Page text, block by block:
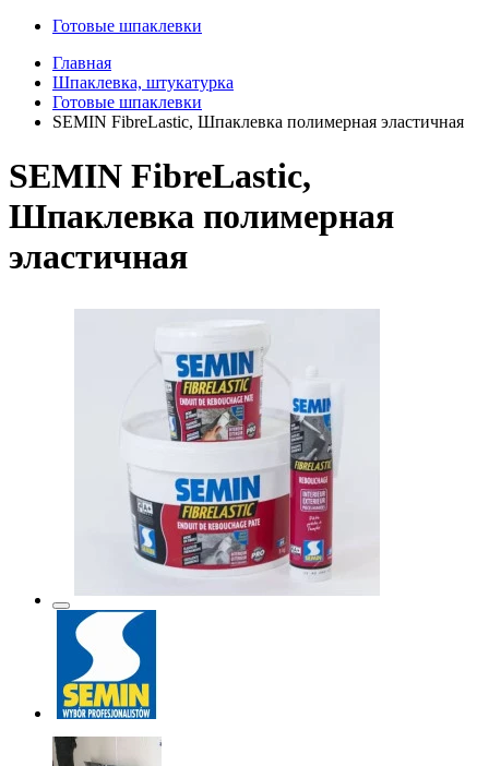
Готовые шпаклевки
Главная
Шпаклевка, штукатурка
Готовые шпаклевки
SEMIN FibreLastic, Шпаклевка полимерная эластичная
SEMIN FibreLastic,
Шпаклевка полимерная
эластичная